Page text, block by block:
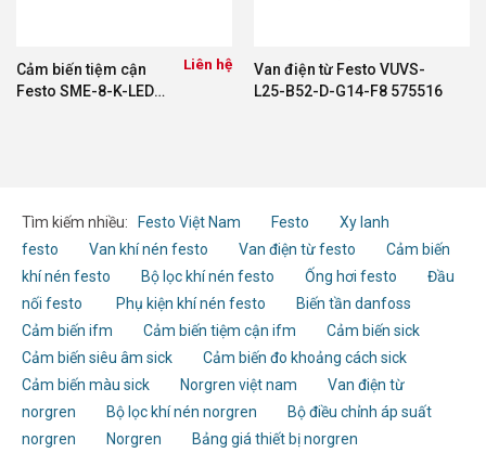
Cảm biến tiệm cận
Festo SME-8-K-LED-
Liên hệ
Van điện từ Festo VUVS-
L25-B52-D-G14-F8 575516
Tìm kiếm nhiều: Festo Việt Nam Festo
Xy lanh
festo
Van khí nén festo Van điện từ festo
Cảm biến
khí nén festo
Bộ lọc khí nén festo Ống hơi festo
Đầu
nối festo
Phụ kiện khí nén festo
Biến tần danfoss
Cảm biến ifm
Cảm biến tiệm cận ifm
Cảm biến sick
Cảm biến siêu âm sick
Cảm biến đo khoảng cách sick
Cảm biến màu sick
Norgren việt nam
Van điện từ
norgren
Bộ lọc khí nén norgren
Bộ điều chỉnh áp suất
norgren
Norgren Bảng giá thiết bị norgren